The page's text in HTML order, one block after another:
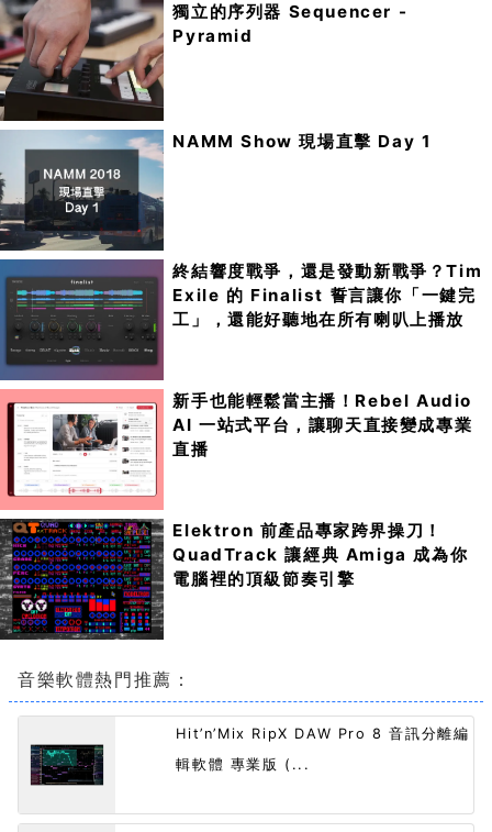
獨立的序列器 Sequencer -
Pyramid
NAMM Show 現場直擊 Day 1
終結響度戰爭，還是發動新戰爭？Tim
Exile 的 Finalist 誓言讓你「一鍵完
工」，還能好聽地在所有喇叭上播放
新手也能輕鬆當主播！Rebel Audio
AI 一站式平台，讓聊天直接變成專業
直播
Elektron 前產品專家跨界操刀！
QuadTrack 讓經典 Amiga 成為你
電腦裡的頂級節奏引擎
音樂軟體熱門推薦：
Hit’n’Mix RipX DAW Pro 8 音訊分離編
輯軟體 專業版 (...